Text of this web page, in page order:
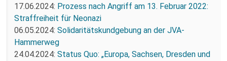
17.06.2024: Prozess nach Angriff am 13. Februar 2022:
Straffreiheit für Neonazi
06.05.2024: Solidaritätskundgebung an der JVA-
Hammerweg
24.04.2024: Status Quo: „Europa, Sachsen, Dresden und